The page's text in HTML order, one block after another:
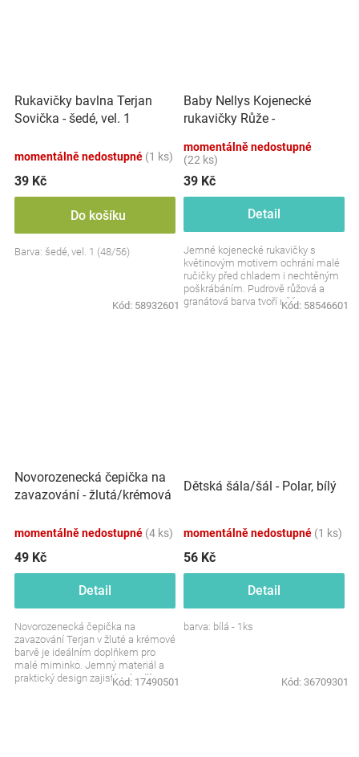
Rukavičky bavlna Terjan
Sovička - šedé, vel. 1
momentálně nedostupné (1 ks)
39 Kč
Do košíku
Barva: šedé, vel. 1 (48/56)
Kód: 58932601
Baby Nellys Kojenecké
rukavičky Růže -
momentálně nedostupné
(22 ks)
39 Kč
Detail
Jemné kojenecké rukavičky s
květinovým motivem ochrání malé
ručičky před chladem i nechtěným
poškrábáním. Pudrově růžová a
granátová barva tvoří něžnou a
Kód: 58546601
Novorozenecká čepička na
zavazování - žlutá/krémová
momentálně nedostupné (4 ks)
49 Kč
Detail
Novorozenecká čepička na
zavazování Terjan v žluté a krémové
barvě je ideálním doplňkem pro
malé miminko. Jemný materiál a
praktický design zajistí pohodlí a
Kód: 17490501
Dětská šála/šál - Polar, bílý
momentálně nedostupné (1 ks)
56 Kč
Detail
barva: bílá - 1ks
Kód: 36709301